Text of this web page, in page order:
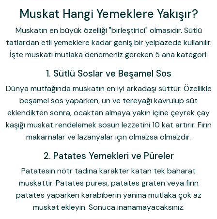
Muskat Hangi Yemeklere Yakışır?
Muskatın en büyük özelliği "birleştirici" olmasıdır. Sütlü
tatlardan etli yemeklere kadar geniş bir yelpazede kullanılır.
İşte muskatı mutlaka denemeniz gereken 5 ana kategori:
1. Sütlü Soslar ve Beşamel Sos
Dünya mutfağında muskatın en iyi arkadaşı süttür. Özellikle
beşamel sos yaparken, un ve tereyağı kavrulup süt
eklendikten sonra, ocaktan almaya yakın içine çeyrek çay
kaşığı muskat rendelemeksosun lezzetini 10 kat artırır. Fırın
makarnalar ve lazanyalar için olmazsa olmazdır.
2. Patates Yemekleri ve Püreler
Patatesin nötr tadına karakter katan tek baharat
muskattır. Patates püresi, patates graten veya fırın
patates yaparken karabiberin yanına mutlaka çok az
muskat ekleyin. Sonuca inanamayacaksınız.